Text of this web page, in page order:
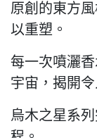
原創的東方
以重塑。
每一次噴灑
宇宙，揭開
烏木之星系